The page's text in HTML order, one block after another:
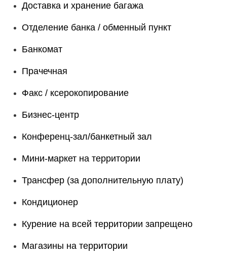
Доставка и хранение багажа
Отделение банка / обменный пункт
Банкомат
Прачечная
Факс / ксерокопирование
Бизнес-центр
Конференц-зал/банкетный зал
Мини-маркет на территории
Трансфер (за дополнительную плату)
Кондиционер
Курение на всей территории запрещено
Магазины на территории